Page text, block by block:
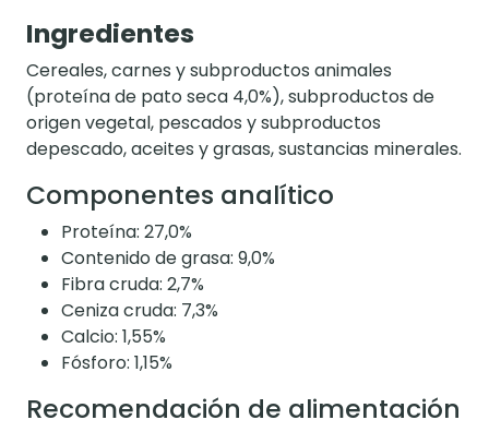
Ingredientes
Cereales, carnes y subproductos animales
(proteína de pato seca 4,0%), subproductos de
origen vegetal, pescados y subproductos
depescado, aceites y grasas, sustancias minerales.
Componentes analítico
Proteína: 27,0%
Contenido de grasa: 9,0%
Fibra cruda: 2,7%
Ceniza cruda: 7,3%
Calcio: 1,55%
Fósforo: 1,15%
Recomendación de alimentación